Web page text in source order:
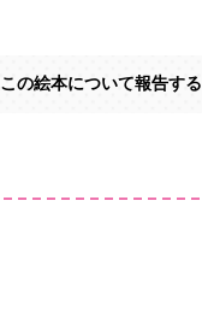
この絵本について報告する